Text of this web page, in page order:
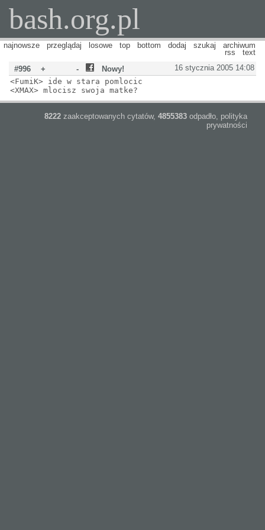
bash.org.pl
najnowsze przeglądaj losowe top bottom dodaj szukaj
archiwum
rss
text
16 stycznia 2005 14:08
#996 + -
Nowy!
<FumiK> ide w stara pomlocic
<XMAX> mlocisz swoja matke?
8222 zaakceptowanych cytatów, 4855383 odpadło, polityka
prywatności